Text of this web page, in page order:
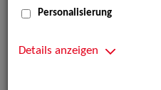
Personalisierung
Details anzeigen